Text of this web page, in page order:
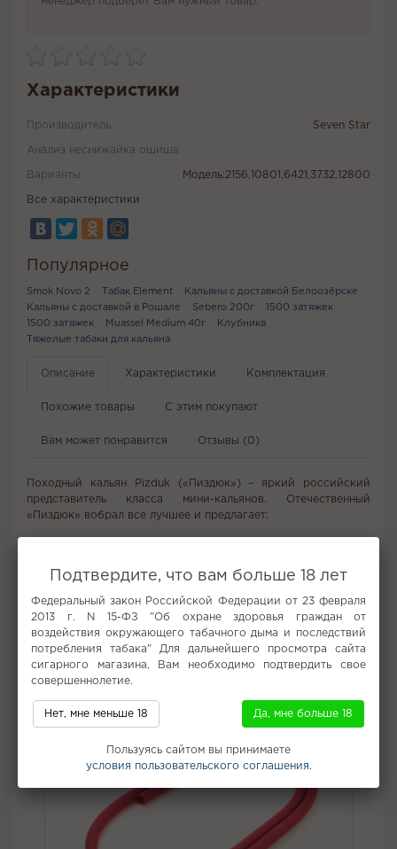
Характеристики
Производитель Seven Star
Анализ неснижайка ошиша
Варианты Модель:2156,10801,6421,3732,12800
Все характеристики
Популярное
Smok Novo 2 Табак Element
Кальяны с доставкой Белоозёрске
Кальяны с доставкой в Рошале
Sebero 200г
1500 затяжек
1500 затяжек
Muassel Medium 40г
Клубника
Тяжелые табаки для кальяна
Описание Характеристики Комплектация
Похожие товары С этим покупают
Вам может понравится Отзывы (0)
Походный кальян Pizduk («Пиздюк») – яркий российский
представитель класса мини-кальянов. Отечественный
«Пиздюк» вобрал все лучшее и предлагает:
достойные характеристики;
модный дизайн.
Не забудьте купить
Подтвердите, что вам больше 18 лет
Федеральный закон Российской Федерации от 23 февраля
2013 г. N 15-ФЗ "Об охране здоровья граждан от
воздействия окружающего табачного дыма и последствий
потребления табака" Для дальнейшего просмотра сайта
сигарного магазина, Вам необходимо подтвердить свое
совершеннолетие.
Нет, мне меньше 18 Да, мне больше 18
Пользуясь сайтом вы принимаете
условия пользовательского соглашения.